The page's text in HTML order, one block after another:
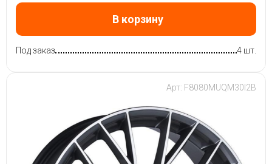
В корзину
Под заказ 4 шт.
Арт: F8080MUQM30I2B